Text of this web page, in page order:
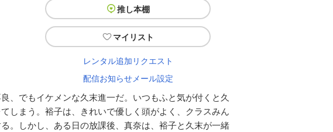
推し本棚
マイリスト
レンタル追加リクエスト
配信お知らせメール設定
、でもイケメンな久末進一だ。いつもふと気が付くと久
しまう。裕子は、きれいで優しく頭がよく、クラスみん
。しかし、ある日の放課後、真奈は、裕子と久末が一緒